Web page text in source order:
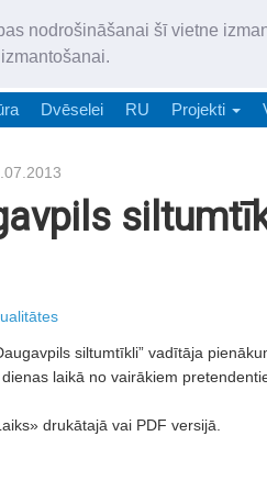
nodrošināšanai šī vietne
„Latgales Laiks”
Dvēselei RU Projekti
siltumtīkli” vadītāja
laikā no vairākiem
drukātajā vai PDF versijā.